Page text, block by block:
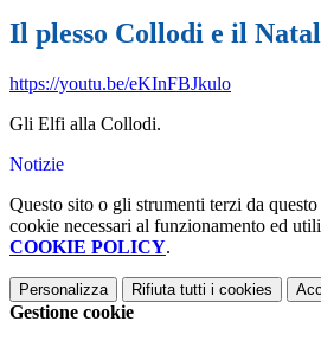
Il plesso Collodi e il
https://youtu.be/eKInFBJkulo
Gli Elfi alla Collodi.
Notizie
Questo sito o gli strumenti terzi da
cookie necessari al funzionamento ed
COOKIE POLICY.
Personalizza Rifiuta tutti i cookies
Gestione cookie